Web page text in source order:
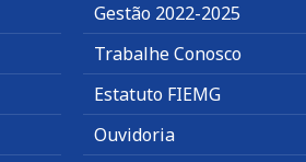
Gestão 2022-2025
Trabalhe Conosco
Estatuto FIEMG
Ouvidoria